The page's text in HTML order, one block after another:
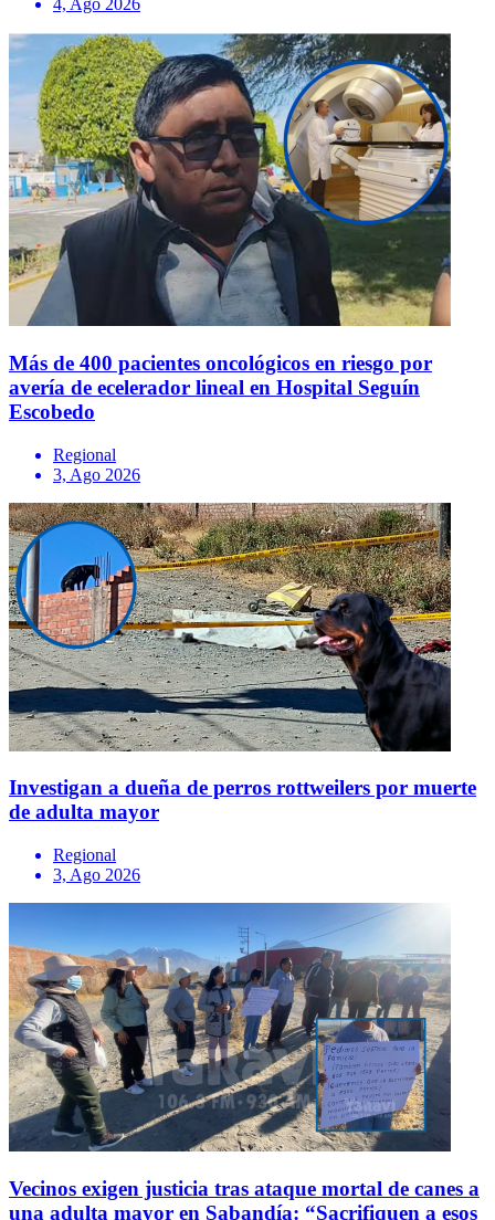
4, Ago 2026
Más de 400 pacientes oncológicos en riesgo por
avería de ecelerador lineal en Hospital Seguín
Escobedo
Regional
3, Ago 2026
Investigan a dueña de perros rottweilers por muerte
de adulta mayor
Regional
3, Ago 2026
Vecinos exigen justicia tras ataque mortal de canes a
una adulta mayor en Sabandía: “Sacrifiquen a esos